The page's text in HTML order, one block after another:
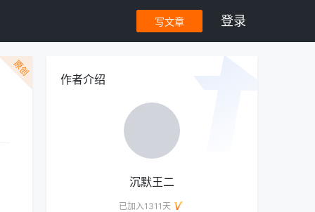
写文章 登录
原创
作者介绍
沉默王二
已加入1311天